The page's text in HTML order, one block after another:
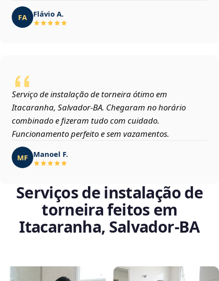
FA Flávio A.
Serviço de instalação de torneira ótimo em
Itacaranha, Salvador‑BA. Chegaram no horário
combinado e fizeram tudo com cuidado.
Funcionamento perfeito e sem vazamentos.
MF Manoel F.
Serviços de instalação de
torneira feitos em
Itacaranha, Salvador‑BA